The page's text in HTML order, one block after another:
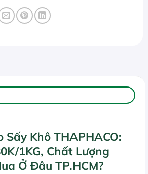
Sấy Khô THAPHACO:
1KG, Chất Lượng
Ở Đâu TP.HCM?